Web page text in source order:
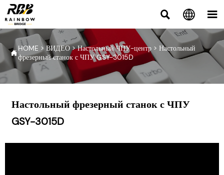
  
HOME >ВИДЕО>Настольный ЧПУ-центр > Настольный
фрезерный станок с ЧПУ GSY-3015D
Настольный фрезерный станок с ЧПУ
GSY-3015D